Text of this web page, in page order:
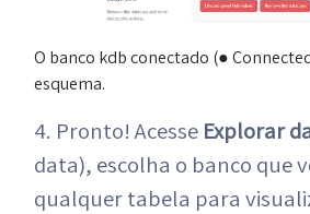
O banco kdb conectado (●
esquema.
4. Pronto! Acesse Explorar
data), escolha o banco que
qualquer tabela para